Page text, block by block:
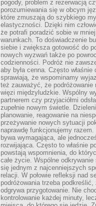
pogody, problem z rezerwacją
porozumiewania się w obcym
które zmuszają do szybkiego
elastyczności. Dzięki nim
że potrafi poradzić sobie w
warunkach. To doświadczenie
siebie i zwiększa gotowość do
nowych wyzwań także po
codzienności. Podróż nie
aby była cenna. Często właśnie
sprawiają, że wspominamy
też zauważyć, że podróżowanie
więzi międzyludzkie. Wspólny
partnerem czy przyjaciółmi
zupełnie nowym świetle.
planowanie, reagowanie na
przeżywanie nowych sytuacji
naprawdę funkcjonujemy
bywa wymagająca, ale
rozwijająca. Często to właśnie
powstają wspomnienia, do
całe życie. Wspólne
się jednym z najcenniejszych
relacji. W połowie refleksji nad
podróżowania trzeba podkreślić,
odgrywa przygotowanie. Nie
kontrolowanie każdej minuty,